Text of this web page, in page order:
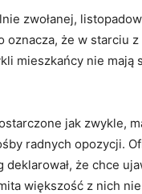
zwołanej,
oznacza, że w starciu z
mieszkańcy nie mają
jak zwykle,
radnych opozycji.
deklarował, że chce
większość z nich